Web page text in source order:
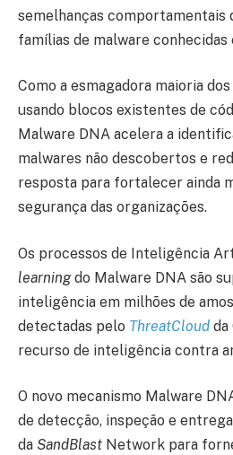
semelhanças comportamentais
famílias de malware
Como a esmagadora maioria
usando blocos existentes de
Malware DNA acelera a
malwares não descobertos e
resposta para fortalecer ainda
segurança das organizações.
Os processos de Inteligência
learningdo Malware DNA são
inteligência em milhões de
detectadas pelo ThreatCloud da
recurso de inteligência contra
O novo mecanismo Malware
de detecção, inspeção e
da SandBlast Network para